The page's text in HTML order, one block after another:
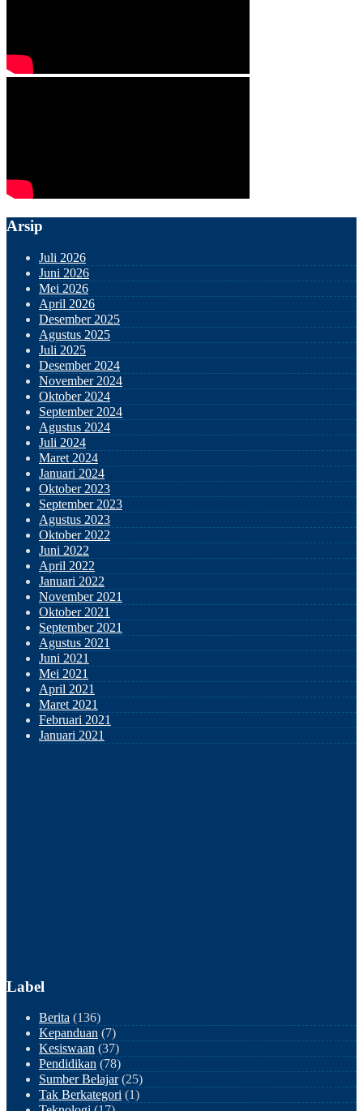
Arsip
Juli 2026
Juni 2026
Mei 2026
April 2026
Desember 2025
Agustus 2025
Juli 2025
Desember 2024
November 2024
Oktober 2024
September 2024
Agustus 2024
Juli 2024
Maret 2024
Januari 2024
Oktober 2023
September 2023
Agustus 2023
Oktober 2022
Juni 2022
April 2022
Januari 2022
November 2021
Oktober 2021
September 2021
Agustus 2021
Juni 2021
Mei 2021
April 2021
Maret 2021
Februari 2021
Januari 2021
Label
Berita (136)
Kepanduan (7)
Kesiswaan (37)
Pendidikan (78)
Sumber Belajar(25)
Tak Berkategori (1)